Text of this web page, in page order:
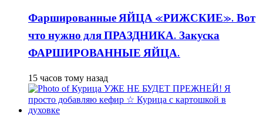
Фаршированные ЯЙЦА «РИЖСКИЕ». Вот
что нужно для ПРАЗДНИКА. Закуска
ФАРШИРОВАННЫЕ ЯЙЦА.
15 часов тому назад